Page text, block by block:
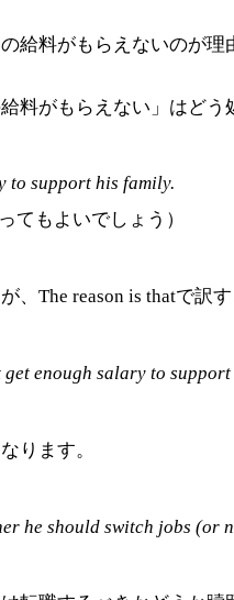
給料がもらえないのが理
料がもらえない」はど
to support his family.
てもよいでしょう）
、The reason is thatで訳
get enough salary to
ります。
he should switch jobs (or